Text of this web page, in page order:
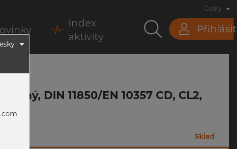
Index
aktivity
Přihlásit
Česky
DIN 11850/EN 10357 CD, CL2,
Sklad